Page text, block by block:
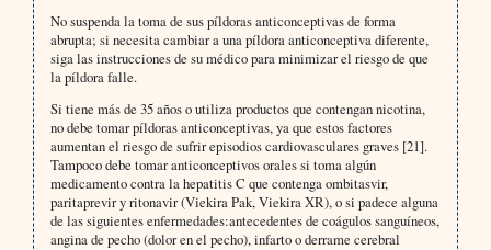
No suspenda la toma de sus píldoras anticonceptivas de forma
abrupta; si necesita cambiar a una píldora anticonceptiva diferente,
siga las instrucciones de su médico para minimizar el riesgo de que
la píldora falle.
Si tiene más de 35 años o utiliza productos que contengan nicotina,
no debe tomar píldoras anticonceptivas, ya que estos factores
aumentan el riesgo de sufrir episodios cardiovasculares graves [21].
Tampoco debe tomar anticonceptivos orales si toma algún
medicamento contra la hepatitis C que contenga ombitasvir,
paritaprevir y ritonavir (Viekira Pak, Viekira XR), o si padece alguna
de las siguientes enfermedades:antecedentes de coágulos sanguíneos,
angina de pecho (dolor en el pecho), infarto o derrame cerebral